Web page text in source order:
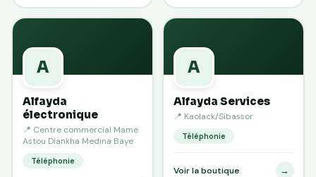
A
Alfayda
électronique
📍 Centre commercial Mame
Astou Diankha Medina Baye
Téléphonie
A
Alfayda Services
📍 Kaolack/Sibassor
Téléphonie
Voir la boutique →